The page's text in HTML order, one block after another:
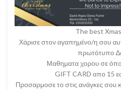
The best
Χάρισε στον αγαπημένο/η σου
πρωτότυπο
Μαθηματα χορου σε
GIFT CARD απο 15
Προσαρμοσε το στις ανάγκες σου